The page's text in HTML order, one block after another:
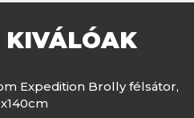
KIVÁLÓAK
Expedition Brolly félsátor,